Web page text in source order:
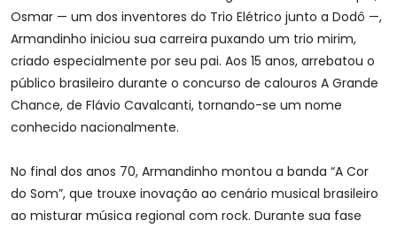
Osmar — um dos inventores do Trio Elétrico junto a Dodô —,
Armandinho iniciou sua carreira puxando um trio mirim,
criado especialmente por seu pai. Aos 15 anos, arrebatou o
público brasileiro durante o concurso de calouros A Grande
Chance, de Flávio Cavalcanti, tornando-se um nome
conhecido nacionalmente.
No final dos anos 70, Armandinho montou a banda “A Cor
do Som”, que trouxe inovação ao cenário musical brasileiro
ao misturar música regional com rock. Durante sua fase